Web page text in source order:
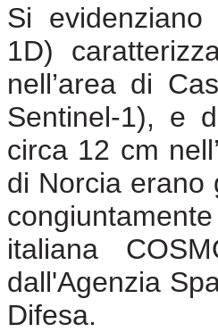
Si evidenziano
1D)
nell’area di
Sentinel-1), e
circa 12 cm
di Norcia erano
italiana
dall'Agenzia
Difesa.